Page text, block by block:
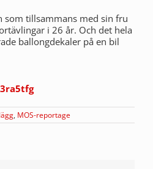
som tillsammans med sin fru
i 26 år. Och det hela
ballongdekaler på en bil
, MOS-reportage